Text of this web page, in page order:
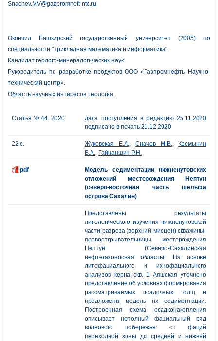
Snachev.MV@gazpromneft-ntc.ru
Окончил Башкирский государственный университет (2005) по
специальности "прикладная математика и информатика".
Кандидат геолого-минералогических наук.
Руководитель по разработке продуктов OOO «Газпромнефть Научно-
технический центр».
Область научных интересов: геология.
Статья № 44_2020
дата поступления в редакцию 25.11.2020
подписано в печать 21.12.2020
22 с. Жуковская Е.А., Сначев М.В.,
Космынин
В.А., Гайнаншин Р.Н.
pdf
Модель седиментации нижненутовских
отложений месторождения Нептун
(северо-восточная часть шельфа
острова Сахалин)
Представлены результаты
литологического изучения нижненутовской
части разреза (верхний миоцен) скважины-
первооткрывательницы месторождения
Нептун (Северо-Сахалинская
нефтегазоносная область). На основе
литофациального и ихнофациального
анализов керна скв. 1 Аяшская уточнено
представление об условиях формирования
рассматриваемых осадочных толщ и
предложена модель их седиментации.
Построенная схема осадконакопления
описывает неполный фациальный ряд
волнового побережья: от фаций
переходной зоны до средней и нижней